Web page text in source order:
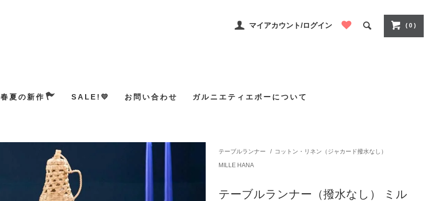
マイアカウント/ログイン ( 0 )
春夏の新作 SALE!💛 お問い合わせ ガルニエティエボーについて
テーブルランナー / コットン・リネン（ジャカード撥水なし）
MILLE HANA
テーブルランナー（撥水なし） ミル